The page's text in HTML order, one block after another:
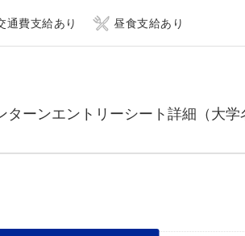
通費支給あり 昼食支給あり
ーンエントリーシート詳細（大学